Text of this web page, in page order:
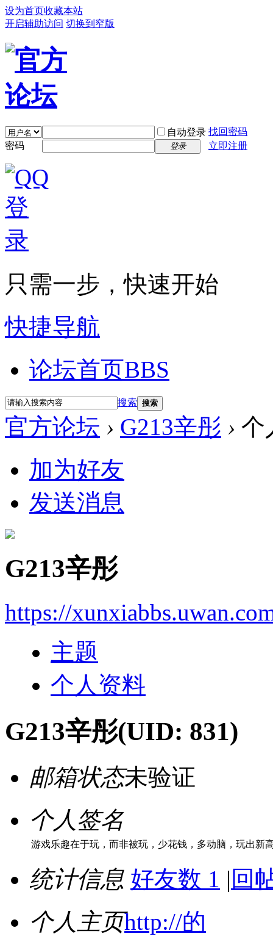
设为首页收藏本站
开启辅助访问 切换到窄版
自动登录 找回密码
密码
登录 立即注册
只需一步，快速开始
快捷导航
论坛首页BBS
搜索 搜索
官方论坛 › G213辛彤 › 个
加为好友
发送消息
G213辛彤
https://
主题
个人资料
G213辛彤(UID: 831)
邮箱状态未验证
个人签名
游戏乐趣在于玩，而非被玩，少花钱，多动脑，玩出新
统计信息 好友数 1 | 回
个人主页http://的